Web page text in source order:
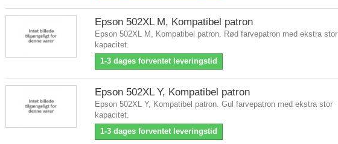
Epson 502XL M, Kompatibel patron
Epson 502XL M, Kompatibel patron. Rød farvepatron med ekstra stor
kapacitet.
1-3 dages forventet leveringstid
Epson 502XL Y, Kompatibel patron
Epson 502XL Y, Kompatibel patron. Gul farvepatron med ekstra stor
kapacitet.
1-3 dages forventet leveringstid